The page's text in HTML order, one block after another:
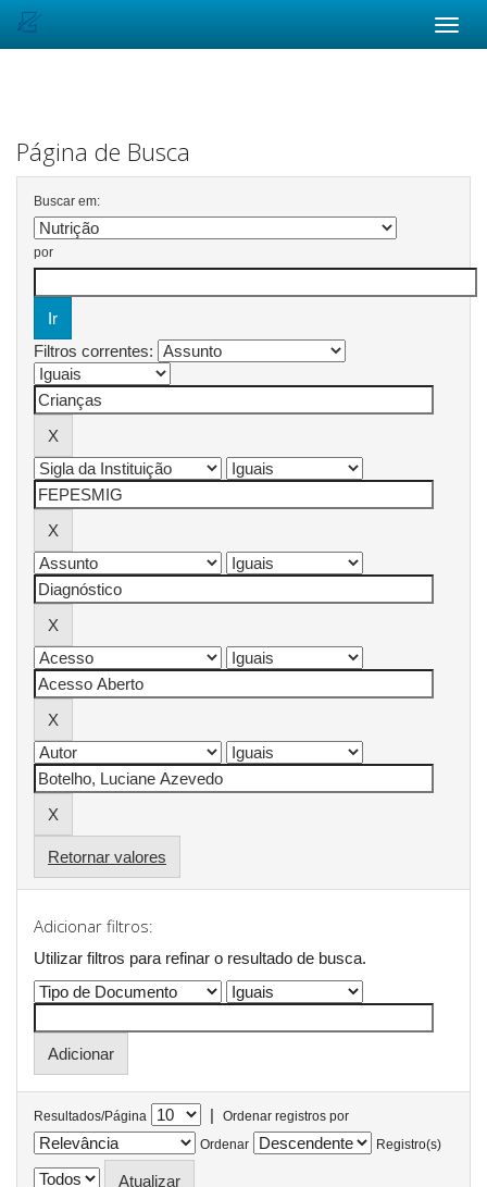
Página de Busca
Buscar em:
por
Filtros correntes:
Retornar valores
Adicionar filtros:
Utilizar filtros para refinar o resultado de busca.
Resultados/Página |
Ordenar registros por
Ordenar
Registro(s)